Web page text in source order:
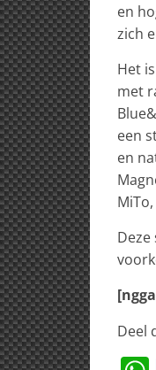
en
zich
Het
met
een
en
Deel